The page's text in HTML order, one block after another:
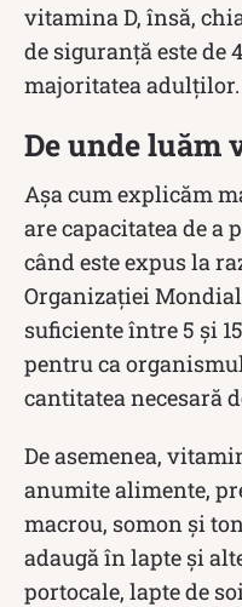
vitamina D, însă,
de siguranță este de
majoritatea adulților.
De unde luăm
Așa cum explicăm
are capacitatea de a
când este expus la
Organizației
suficiente între 5 și
pentru ca
cantitatea necesară
De asemenea,
anumite alimente,
macrou, somon și
adaugă în lapte și
portocale, lapte de